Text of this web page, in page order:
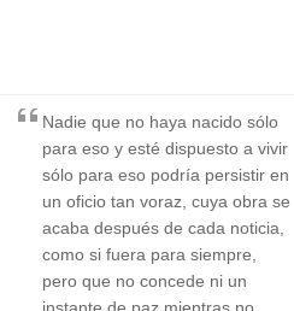
Nadie que no haya nacido sólo
para eso y esté dispuesto a vivir
sólo para eso podría persistir en
un oficio tan voraz, cuya obra se
acaba después de cada noticia,
como si fuera para siempre,
pero que no concede ni un